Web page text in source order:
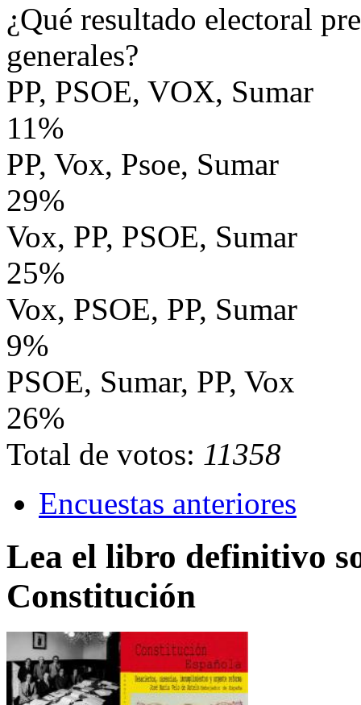
¿Qué resultado electoral
generales?
PP, PSOE, VOX, Sumar
11%
PP, Vox, Psoe, Sumar
29%
Vox, PP, PSOE, Sumar
25%
Vox, PSOE, PP, Sumar
9%
PSOE, Sumar, PP, Vox
26%
Total de votos: 11358
Encuestas anteriores
Lea el libro definitivo
Constitución